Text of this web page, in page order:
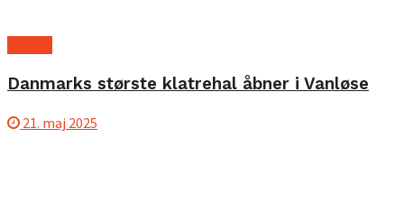
Danmarks største klatrehal åbner i Vanløse
21. maj 2025